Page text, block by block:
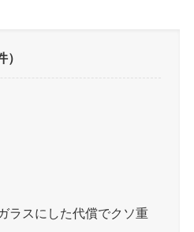
）
ラスにした代償でクソ重